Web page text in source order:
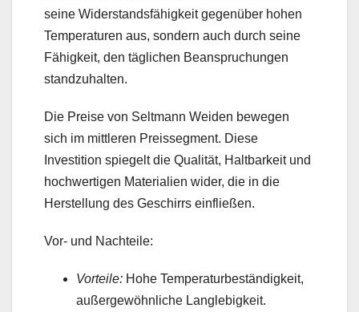
seine Widerstandsfähigkeit gegenüber hohen
Temperaturen aus, sondern auch durch seine
Fähigkeit, den täglichen Beanspruchungen
standzuhalten.
Die Preise von Seltmann Weiden bewegen
sich im mittleren Preissegment. Diese
Investition spiegelt die Qualität, Haltbarkeit und
hochwertigen Materialien wider, die in die
Herstellung des Geschirrs einfließen.
Vor- und Nachteile:
Vorteile: Hohe Temperaturbeständigkeit,
außergewöhnliche Langlebigkeit.